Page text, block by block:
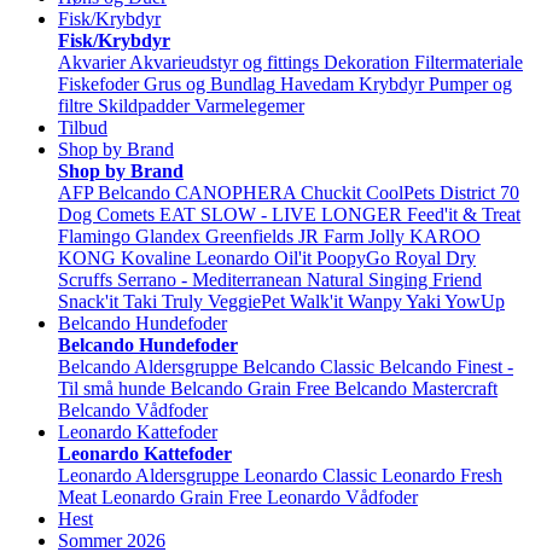
Fisk/Krybdyr
Fisk/Krybdyr
Akvarier Akvarieudstyr og fittings Dekoration Filtermateriale
Fiskefoder Grus og Bundlag Havedam Krybdyr Pumper og
filtre Skildpadder Varmelegemer
Tilbud
Shop by Brand
Shop by Brand
AFP Belcando CANOPHERA Chuckit CoolPets District 70
Dog Comets EAT SLOW - LIVE LONGER Feed'it & Treat
Flamingo Glandex Greenfields JR Farm Jolly KAROO
KONG Kovaline Leonardo Oil'it PoopyGo Royal Dry
Scruffs Serrano - Mediterranean Natural Singing Friend
Snack'it Taki Truly VeggiePet Walk'it WanpyYaki YowUp
Belcando Hundefoder
Belcando Hundefoder
Belcando Aldersgruppe Belcando Classic Belcando Finest -
Til små hunde Belcando Grain Free Belcando Mastercraft
Belcando Vådfoder
Leonardo Kattefoder
Leonardo Kattefoder
Leonardo Aldersgruppe Leonardo Classic Leonardo Fresh
Meat Leonardo Grain Free Leonardo Vådfoder
Hest
Sommer 2026